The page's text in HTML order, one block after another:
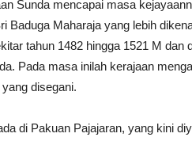
Sunda mencapai masa
Baduga Maharaja yang lebih
tahun 1482 hingga 1521 M
Pada masa inilah kerajaan
disegani.
di Pakuan Pajajaran, yang kini